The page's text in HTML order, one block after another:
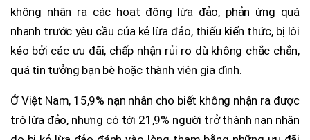
không nhận ra các hoạt động lừa đảo, phản ứng quá
nhanh trước yêu cầu của kẻ lừa đảo, thiếu kiến thức, bị lôi
kéo bởi các ưu đãi, chấp nhận rủi ro dù không chắc chắn,
quá tin tưởng bạn bè hoặc thành viên gia đình.
Ở Việt Nam, 15,9% nạn nhân cho biết không nhận ra được
trò lừa đảo, nhưng có tới 21,9% người trở thành nạn nhân